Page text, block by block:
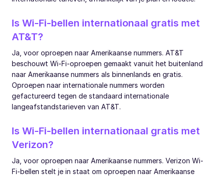
Is Wi-Fi-bellen internationaal gratis met
AT&T?
Ja, voor oproepen naar Amerikaanse nummers. AT&T
beschouwt Wi-Fi-oproepen gemaakt vanuit het buitenland
naar Amerikaanse nummers als binnenlands en gratis.
Oproepen naar internationale nummers worden
gefactureerd tegen de standaard internationale
langeafstandstarieven van AT&T.
Is Wi-Fi-bellen internationaal gratis met
Verizon?
Ja, voor oproepen naar Amerikaanse nummers. Verizon Wi-
Fi-bellen stelt je in staat om oproepen naar Amerikaanse